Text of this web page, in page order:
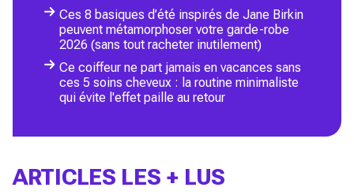
Ces 8 basiques d’été inspirés de Jane Birkin
peuvent métamorphoser votre garde-robe
2026 (sans tout racheter inutilement)
Ce coiffeur ne part jamais en vacances sans
ces 5 soins cheveux : la routine minimaliste
qui évite l'effet paille au retour
ARTICLES LES + LUS